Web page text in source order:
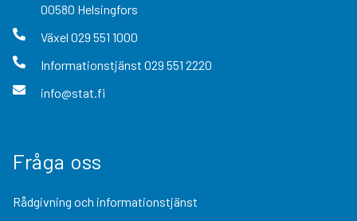
00580 Helsingfors
Växel 029 551 1000
Informationstjänst 029 551 2220
info@stat.fi
Fråga oss
Rådgivning och informationstjänst